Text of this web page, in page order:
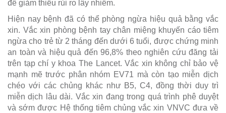
để giảm thiểu rủi ro lây nhiễm.
Hiện nay bệnh đã có thể phòng ngừa hiệu quả bằng vắc
xin. Vắc xin phòng bệnh tay chân miệng khuyến cáo tiêm
ngừa cho trẻ từ 2 tháng đến dưới 6 tuổi, được chứng minh
an toàn và hiệu quả đến 96,8% theo nghiên cứu đăng tải
trên tạp chí y khoa The Lancet. Vắc xin không chỉ bảo vệ
mạnh mẽ trước phân nhóm EV71 mà còn tạo miễn dịch
chéo với các chủng khác như B5, C4, đồng thời duy trì
miễn dịch lâu dài. Vắc xin đang trong quá trình phê duyệt
và sớm được Hệ thống tiêm chủng vắc xin VNVC đưa về